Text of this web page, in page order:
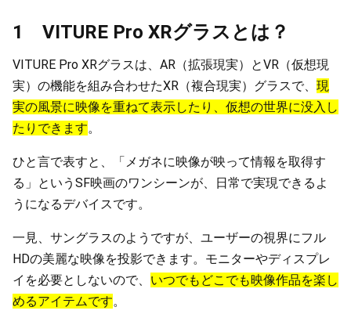
1 VITURE Pro XRグラスとは？
VITURE Pro XRグラスは、AR（拡張現実）とVR（仮想現
実）の機能を組み合わせたXR（複合現実）グラスで、 現
実の風景に映像を重ねて表示したり、仮想の世界に没入し
たりできます。
ひと言で表すと、「メガネに映像が映って情報を取得す
る」というSF映画のワンシーンが、日常で実現できるよ
うになるデバイスです。
一見、サングラスのようですが、ユーザーの視界にフル
HDの美麗な映像を投影できます。モニターやディスプレ
イを必要としないので、 いつでもどこでも映像作品を楽し
めるアイテムです。